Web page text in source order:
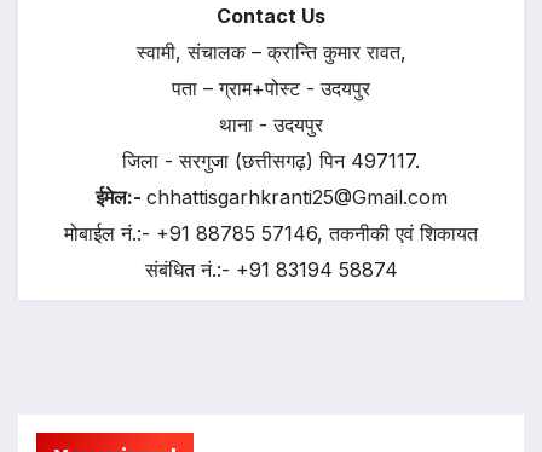
Contact Us
स्वामी, संचालक – क्रान्ति कुमार रावत,
पता – ग्राम+पोस्ट - उदयपुर
थाना - उदयपुर
जिला - सरगुजा (छत्तीसगढ़) पिन 497117.
ईमेल:- chhattisgarhkranti25@Gmail.com
मोबाईल नं.:- +91 88785 57146, तकनीकी एवं शिकायत
संबंधित नं.:- +91 83194 58874